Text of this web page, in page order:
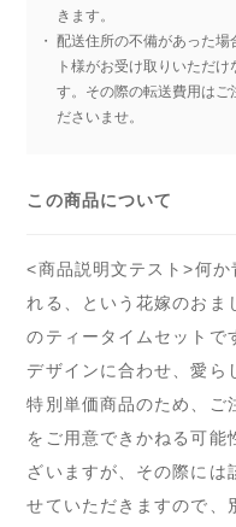
きます。
配送住所の不備があった
ト様がお受け取りいただ
す。その際の転送費用はご
ださいませ。
この商品について
<商品説明文テスト>何
れる、という花嫁のおま
のティータイムセットで
デザインに合わせ、愛
特別単価商品のため、ご
をご用意できかねる可能
ざいますが、その際には
せていただきますので、